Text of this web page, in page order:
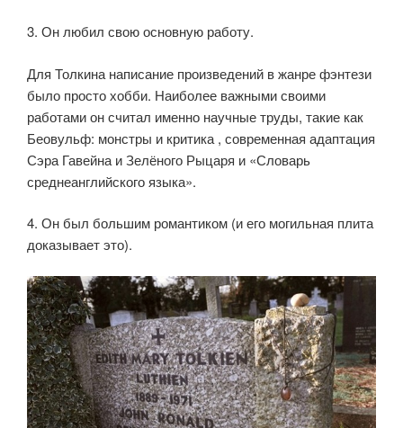
3. Он любил свою основную работу.
Для Толкина написание произведений в жанре фэнтези
было просто хобби. Наиболее важными своими
работами он считал именно научные труды, такие как
Беовульф: монстры и критика , современная адаптация
Сэра Гавейна и Зелёного Рыцаря и «Словарь
среднеанглийского языка».
4. Он был большим романтиком (и его могильная плита
доказывает это).